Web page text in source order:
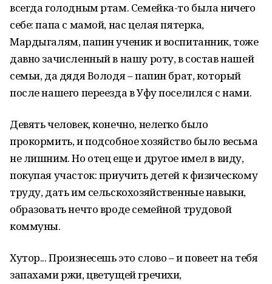
всегда голодным ртам. Семейка-то была ничего
себе: папа с мамой, нас целая пятерка,
Мардыгалям, папин ученик и воспитанник, тоже
давно зачисленный в нашу роту, в состав нашей
семьи, да дядя Володя – папин брат, который
после нашего переезда в Уфу поселился с нами.
Девять человек, конечно, нелегко было
прокормить, и подсобное хозяйство было весьма
не лишним. Но отец еще и другое имел в виду,
покупая участок: приучить детей к физическому
труду, дать им сельскохозяйственные навыки,
образовать нечто вроде семейной трудовой
коммуны.
Хутор... Произнесешь это слово – и повеет на тебя
запахами ржи, цветущей гречихи,